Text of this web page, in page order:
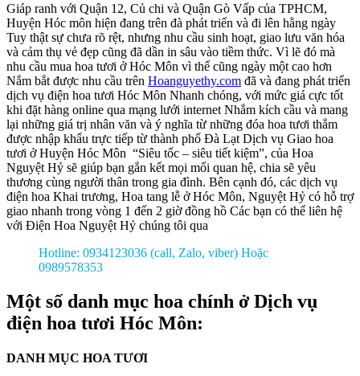
Giáp ranh với Quận 12, Củ chi và Quận Gò Vấp của TPHCM,
Huyện Hóc môn hiện đang trên đà phát triển và đi lên hằng ngày
Tuy thật sự chưa rõ rệt, nhưng nhu cầu sinh hoạt, giao lưu văn hóa
và cảm thụ vẻ đẹp cũng đã dần in sâu vào tiềm thức. Vì lẽ đó mà
nhu cầu mua hoa tươi ở Hóc Môn vì thế cũng ngày một cao hơn
Nắm bắt được nhu cầu trên Hoanguyethy.com đã và đang phát triển
dịch vụ điện hoa tươi Hóc Môn Nhanh chóng, với mức giá cực tốt
khi đặt hàng online qua mạng lưới internet Nhắm kích cầu và mang
lại những giá trị nhân văn và ý nghĩa từ những đóa hoa tươi thắm
được nhập khẩu trực tiếp từ thành phố Đà Lạt Dịch vụ Giao hoa
tươi ở Huyện Hóc Môn “Siêu tốc – siêu tiết kiệm”, của Hoa
Nguyệt Hỷ sẽ giúp bạn gắn kết mọi mối quan hệ, chia sẽ yêu
thương cùng người thân trong gia đình. Bên cạnh đó, các dịch vụ
điện hoa Khai trương, Hoa tang lễ ở Hóc Môn, Nguyệt Hỷ có hỗ trợ
giao nhanh trong vòng 1 đến 2 giờ đồng hồ Các bạn có thể liên hệ
với Điện Hoa Nguyệt Hỷ chúng tôi qua
Hotline: 0934123036 (call, Zalo, viber) Hoặc
0989578353
Một số danh mục hoa chính ở Dịch vụ
điện hoa tươi Hóc Môn:
DANH MỤC HOA TƯƠI